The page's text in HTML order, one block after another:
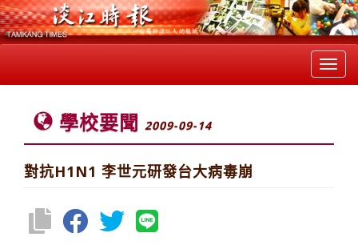
學校要聞 2009-09-14
對抗H1N1 李世元研發台大病毒崩